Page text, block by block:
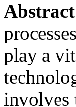
play a
involves